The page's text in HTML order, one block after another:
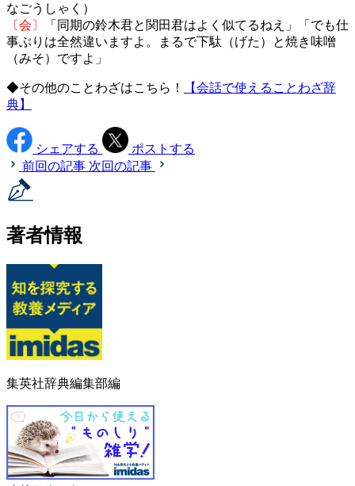
なごうしゃく）
〔会〕
「同期の鈴木君と関田君はよく似てるねえ」「でも仕
事ぶりは全然違いますよ。まるで下駄（げた）と焼き味噌
（みそ）ですよ」
◆その他のことわざはこちら！
【会話で使えることわざ辞
典】
シェアする
ポストする
前回の記事 次回の記事
著者情報
集英社辞典編集部編